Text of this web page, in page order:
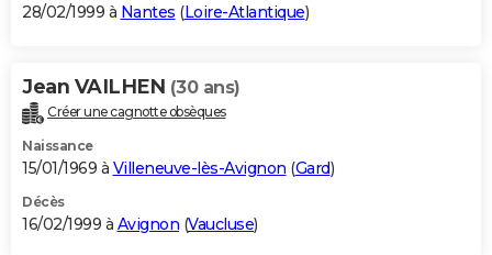
28/02/1999 à Nantes (Loire-Atlantique)
Jean VAILHEN (30 ans)
Créer une cagnotte obsèques
Naissance
15/01/1969 à Villeneuve-lès-Avignon (Gard)
Décès
16/02/1999 à Avignon (Vaucluse)